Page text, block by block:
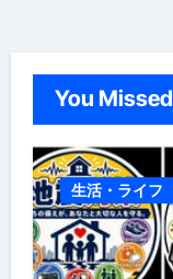
You Missed
生活・ライフ